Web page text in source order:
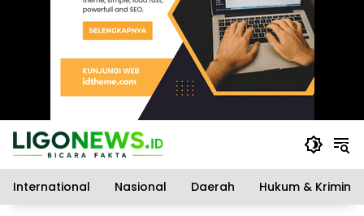
International Nasional Daerah Hukum & Kriminal